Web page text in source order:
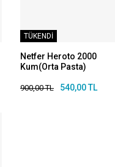
TÜKENDİ
Netfer Heroto 2000
Kum(Orta Pasta)
900,00 TL 540,00 TL